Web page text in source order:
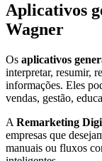
Aplicativos
Wagner
Os aplicativos
interpretar, resumir,
informações. Eles
vendas, gestão,
A Remarketing
empresas que
manuais ou fluxos